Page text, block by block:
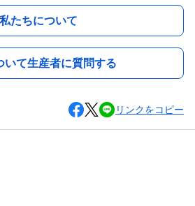
私たちについて
いて生産者に質問する
リンクをコピー